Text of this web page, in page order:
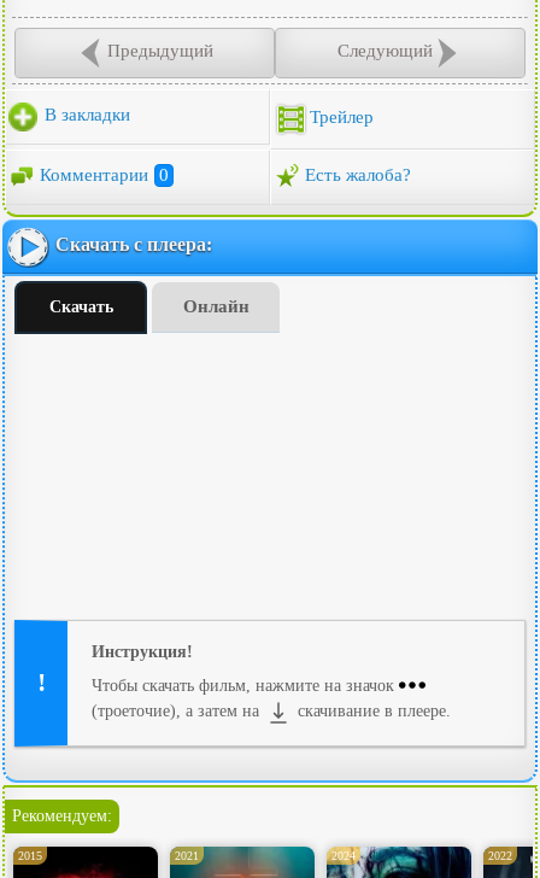
Предыдущий Следующий
В закладки Трейлер
Комментарии 0 Есть жалоба?
Скачать с плеера:
Скачать Онлайн
Инструкция!
Чтобы скачать фильм, нажмите на значок
(троеточие), а затем на
скачивание в плеере.
Рекомендуем:
2015 2021 2024 2022